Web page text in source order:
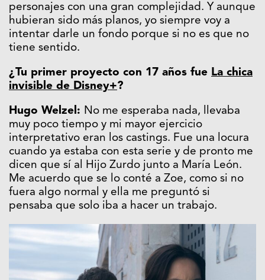
personajes con una gran complejidad. Y aunque
hubieran sido más planos, yo siempre voy a
intentar darle un fondo porque si no es que no
tiene sentido.
¿Tu primer proyecto con 17 años fue La chica
invisible de Disney+?
Hugo Welzel: No me esperaba nada, llevaba
muy poco tiempo y mi mayor ejercicio
interpretativo eran los castings. Fue una locura
cuando ya estaba con esta serie y de pronto me
dicen que sí al Hijo Zurdo junto a María León.
Me acuerdo que se lo conté a Zoe, como si no
fuera algo normal y ella me preguntó si
pensaba que solo iba a hacer un trabajo.